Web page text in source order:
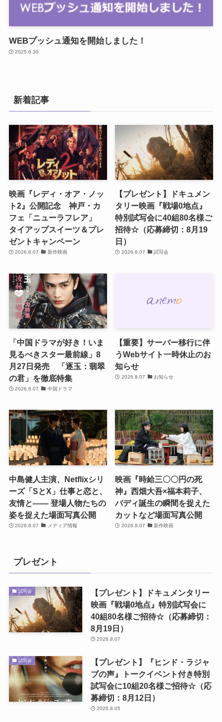
WEBプッシュ通知を開始しました！
2025.6.30
新着記事
映画『レディ・オア・ノッ
ト2』公開記念 神戸・カ
フェ「ニューラフレア」
タイアップスイーツ＆プレ
ゼントキャンペーン
2026.8.07 新作映画
【プレゼント】ドキュメン
タリー映画『戦場0地点』
特別試写会に40組80名様ご
招待☆（応募締切：8月19
日）
2026.8.07 試写会
「中国ドラマが好き！いま
見るべきスター最前線」8
月27日発売 「逐玉：翡翠
の君」を徹底特集
2026.8.07 中国ドラマ
【重要】サーバー移行に伴
うWebサイト一時休止のお
知らせ
2026.8.07 お知らせ
中島健人主演、Netflixシリ
ーズ「SとX」仕事と恋と、
友情と―― 登場人物たちの
姿を捉えた場面写真公開
2026.8.07 メディア情報
映画『時給三〇〇円の死
神』西畑大吾×福本莉子、
バディ誕生の瞬間を捉えた
カットなど場面写真公開
2026.8.07 新作映画
プレゼント
試写会
【プレゼント】ドキュメンタリー
映画『戦場0地点』特別試写会に
40組80名様ご招待☆（応募締切：
8月19日）
2026.8.07
試写会
【プレゼント】『ヒンド・ラジャ
ブの声』トークイベント付き特別
試写会に10組20名様ご招待☆（応
募締切：8月12日）
2026.8.05